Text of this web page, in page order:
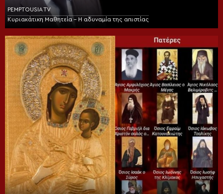
PEMPTOUSIA TV
Κυριακάτικη Μαθητεία – Η αδυναμία της απιστίας